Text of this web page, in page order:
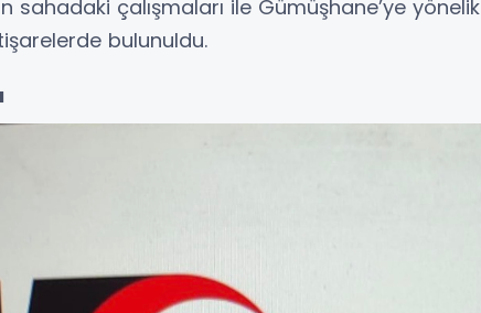
sahadaki çalışmaları ile Gümüşhane’ye yönelik
bulunuldu.